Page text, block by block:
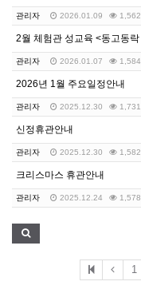
관리자 2026.01.09 1,562
관리자 2026.01.07 1,584
2026년 1월 주요일정안내
관리자 2025.12.30 1,731
신정휴관안내
관리자 2025.12.30 1,582
크리스마스 휴관안내
관리자 2025.12.24 1,578
1